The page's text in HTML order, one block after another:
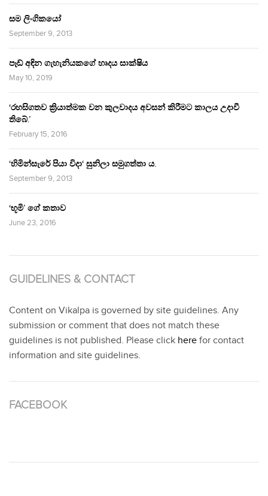
සම ලිංගිකයෝ
September 9, 2013
පෑඩ් අඳින ගැහැනියකගේ හෘදය සාක්ෂිය
May 10, 2019
‘රහසිගතව ක්‍රියාත්මක වන කුලවාදය අවසන් කිරීමට කාලය උදාවී
තිබේ.’
February 15, 2016
‘හිමින්සැරේ පියා විදා‘ සුනිලා සමුගත්තා ය.
September 9, 2013
‘භූමි’ ගේ කතාව
June 23, 2016
GUIDELINES & CONTACT
Content on Vikalpa is governed by site guidelines. Any
submission or comment that does not match these
guidelines is not published. Please click here for contact
information and site guidelines.
FACEBOOK